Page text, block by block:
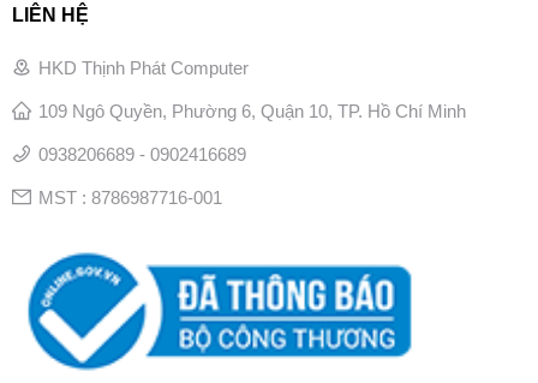
LIÊN HỆ
HKD Thịnh Phát Computer
109 Ngô Quyền, Phường 6, Quận 10, TP. Hồ Chí Minh
0938206689 - 0902416689
MST : 8786987716-001